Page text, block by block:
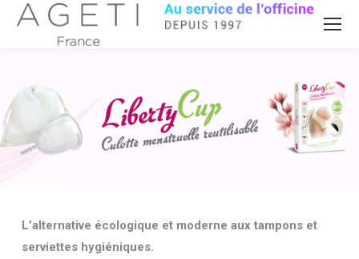
L’alternative écologique et moderne aux tampons et
serviettes hygiéniques.